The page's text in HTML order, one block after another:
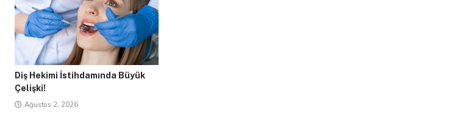
Diş Hekimi İstihdamında Büyük
Çelişki!
Ağustos 2, 2026